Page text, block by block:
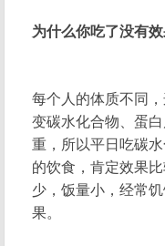
为什么你吃了没有
每个人的体质不同
变碳水化合物、蛋
重，所以平日吃碳
的饮食，肯定效果
少，饭量小，经常
果。